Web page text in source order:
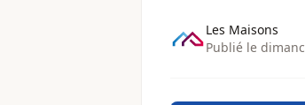
Les Maisons
Publié le